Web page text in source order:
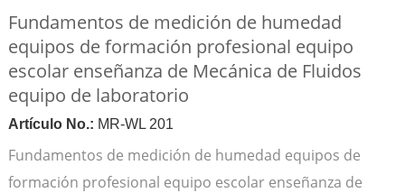
Fundamentos de medición de humedad
equipos de formación profesional equipo
escolar enseñanza de Mecánica de Fluidos
equipo de laboratorio
Artículo No.: MR-WL 201
Fundamentos de medición de humedad equipos de
formación profesional equipo escolar enseñanza de